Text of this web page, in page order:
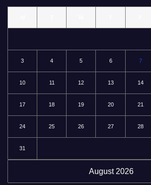
August 2026
3 4 5 6 7
10 11 12 13 14
17 18 19 20 21
24 25 26 27 28
31